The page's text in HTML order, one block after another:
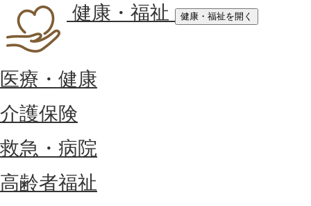
健康・福祉
健康・福祉を開く
医療・健康
介護保険
救急・病院
高齢者福祉